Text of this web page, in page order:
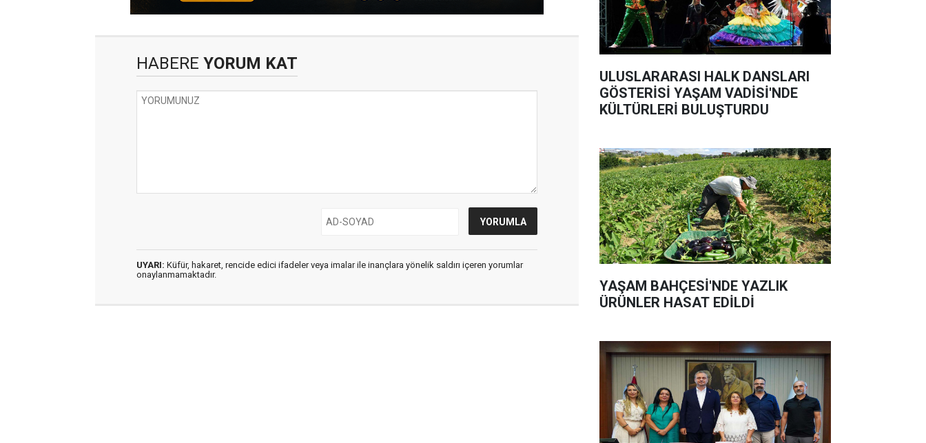
HABERE YORUM KAT
UYARI: Küfür, hakaret, rencide edici ifadeler veya imalar ile inançlara yönelik saldırı içeren yorumlar
onaylanmamaktadır.
ULUSLARARASI HALK DANSLARI
GÖSTERİSİ YAŞAM VADİSİ'NDE
KÜLTÜRLERİ BULUŞTURDU
YAŞAM BAHÇESİ'NDE YAZLIK
ÜRÜNLER HASAT EDİLDİ